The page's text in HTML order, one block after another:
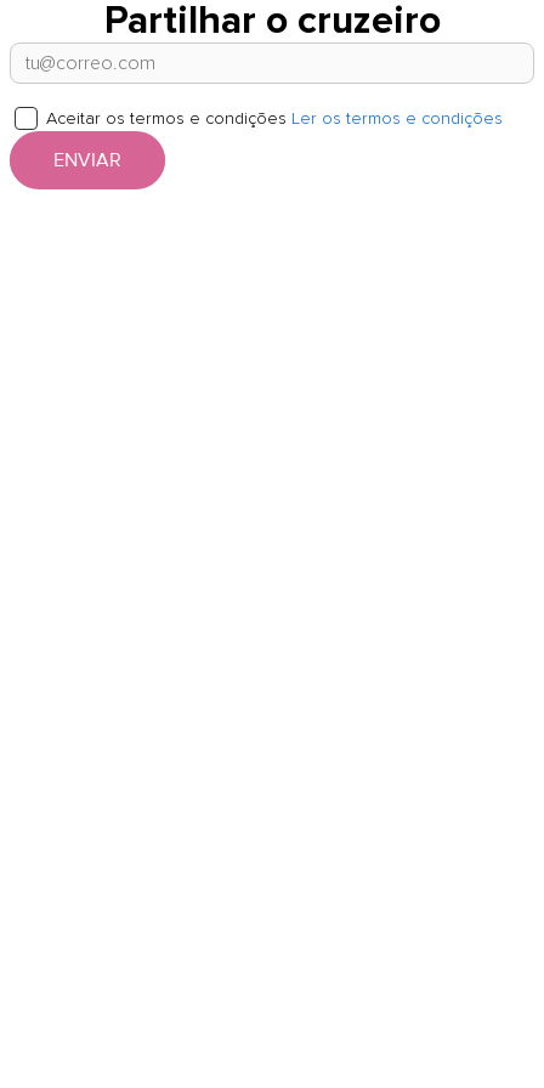
Partilhar o cruzeiro
Aceitar os termos e condições Ler os termos e condições
ENVIAR